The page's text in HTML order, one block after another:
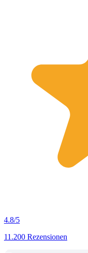
4.8/5
11.200 Rezensionen